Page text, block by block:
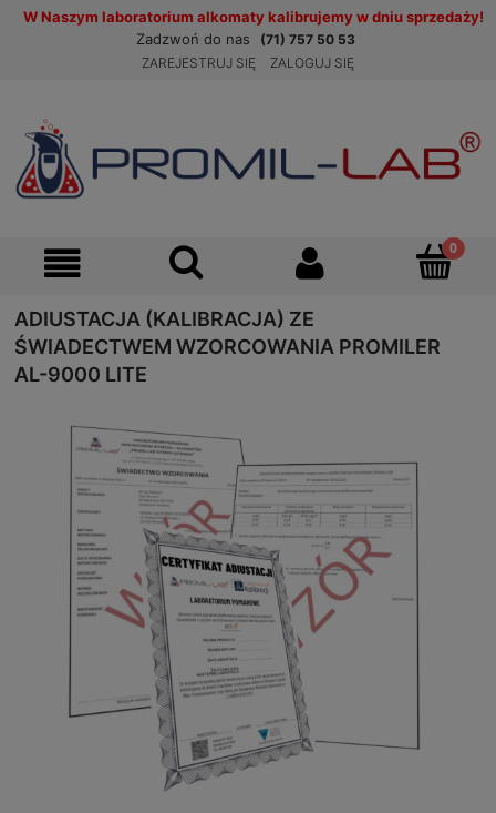
W Naszym laboratorium alkomaty kalibrujemy w dniu sprzedaży!
Zadzwoń do nas
(71) 757 50 53
ZAREJESTRUJ SIĘ
ZALOGUJ SIĘ
ADIUSTACJA (KALIBRACJA) ZE
ŚWIADECTWEM WZORCOWANIA PROMILER
AL-9000 LITE